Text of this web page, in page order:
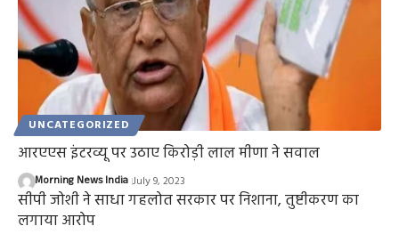
UNCATEGORIZED
आरएएस इंटरव्यू पर उठाए किरोड़ी लाल मीणा ने सवाल
Morning News India July 9, 2023
सीपी जोशी ने साधा गहलोत सरकार पर निशाना, तुष्टीकरण का
लगाया आरोप